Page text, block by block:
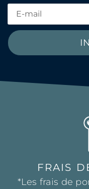
FRAIS
*Les frais de